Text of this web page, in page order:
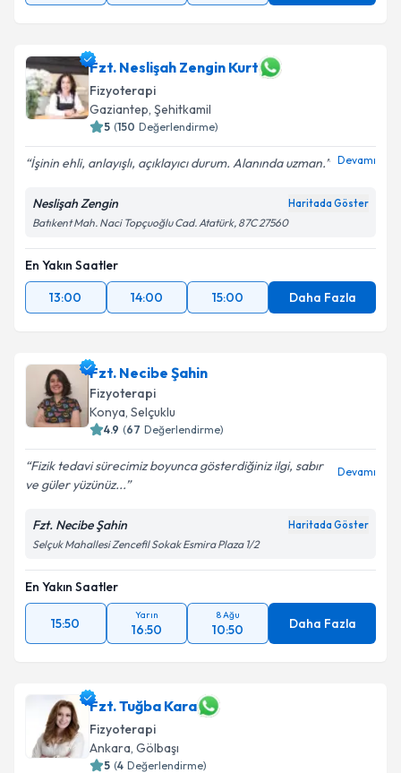
Fzt. Neslişah Zengin Kurt
Fizyoterapi
Gaziantep, Şehitkamil
5 (150 Değerlendirme)
İşinin ehli, anlayışlı, açıklayıcı durum. Alanında uzman. Devamı
Neslişah Zengin Haritada Göster
Batıkent Mah. Naci Topçuoğlu Cad. Atatürk, 87C 27560
En Yakın Saatler
13:00
14:00 15:00 Daha Fazla
Fzt. Necibe Şahin
Fizyoterapi
Konya, Selçuklu
4.9 (67 Değerlendirme)
Fizik tedavi sürecimiz boyunca gösterdiğiniz ilgi, sabır
ve güler yüzünüz...
Devamı
Fzt. Necibe Şahin Haritada Göster
Selçuk Mahallesi Zencefil Sokak Esmira Plaza 1/2
En Yakın Saatler
15:50
Yarın
16:50
8 Ağu
10:50 Daha Fazla
Fzt. Tuğba Kara
Fizyoterapi
Ankara, Gölbaşı
5 (4 Değerlendirme)